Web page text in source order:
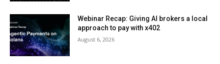
Webinar Recap: Giving AI brokers a local
approach to pay with x402
August 6, 2026